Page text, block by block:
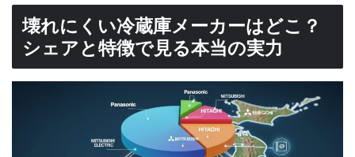
壊れにくい冷蔵庫メーカーはどこ？
シェアと特徴で見る本当の実力